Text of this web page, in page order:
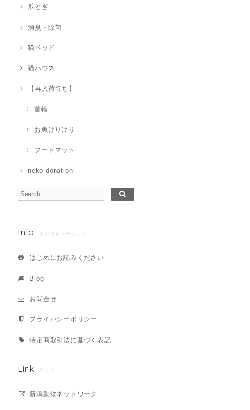
爪とぎ
消臭・除菌
猫ベッド
猫ハウス
【再入荷待ち】
首輪
お魚けりけり
フードマット
neko-donation
Info インフォメーション
はじめにお読みください
Blog
お問合せ
プライバシーポリシー
特定商取引法に基づく表記
Link リンク
新潟動物ネットワーク